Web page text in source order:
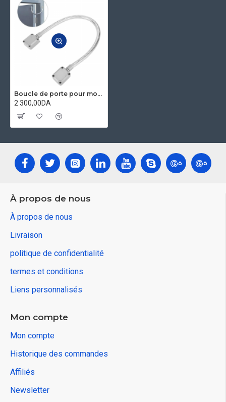
Boucle de porte pour montage exposé cable blindé DL401
2 300,00DA
À propos de nous
À propos de nous
Livraison
politique de confidentialité
termes et conditions
Liens personnalisés
Mon compte
Mon compte
Historique des commandes
Affiliés
Newsletter